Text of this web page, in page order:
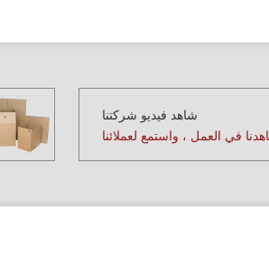
شاهد فيديو شركتنا
في العمل ، واستمع لعملائنا